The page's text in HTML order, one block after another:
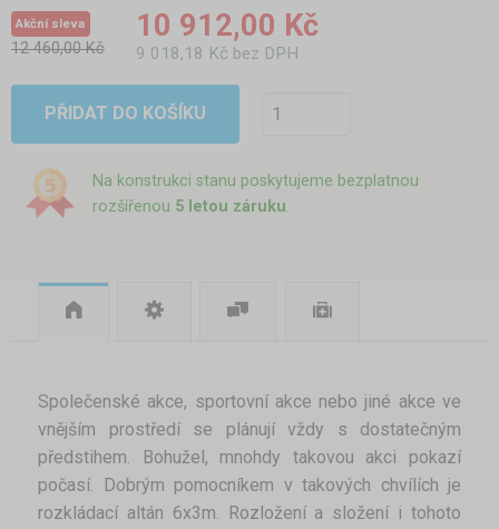
Akční sleva
12 460,00 Kč
10 912,00 Kč
9 018,18 Kč bez DPH
PŘIDAT DO KOŠÍKU
Na konstrukci stanu poskytujeme bezplatnou
rozšířenou 5 letou záruku.
Společenské akce, sportovní akce nebo jiné akce ve
vnějším prostředí se plánují vždy s dostatečným
předstihem. Bohužel, mnohdy takovou akci pokazí
počasí. Dobrým pomocníkem v takových chvílích je
rozkládací altán 6x3m. Rozložení a složení i tohoto